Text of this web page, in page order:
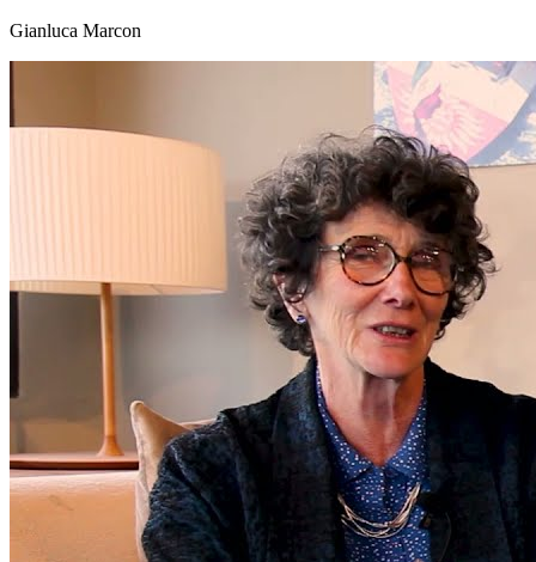
Gianluca Marcon